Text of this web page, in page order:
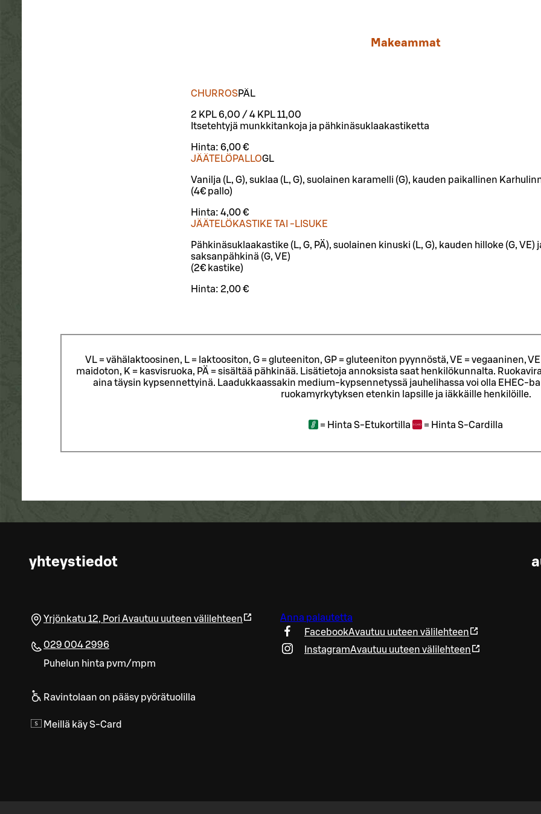
Makeammat
CHURROSPÄ L
2 KPL 6,00 / 4 KPL 11,00
Itsetehtyjä munkkitankoja ja pähkinäsuklaakastiketta
Hinta: 6,00 €
JÄÄTELÖPALLOGL
Vanilja (L, G), suklaa (L, G), suolainen karamelli (G), kauden paikallinen
(4€ pallo)
Hinta: 4,00 €
JÄÄTELÖKASTIKE TAI -LISUKE
Pähkinäsuklaakastike (L, G, PÄ), suolainen kinuski (L, G), kauden hilloke (G, VE)
saksanpähkinä (G, VE)
(2€ kastike)
Hinta: 2,00 €
VL = vähälaktoosinen, L = laktoositon, G = gluteeniton, GP = gluteeniton pyynnöstä, VE = vegaaninen,
maidoton, K = kasvisruoka, PÄ = sisältää pähkinää. Lisätietoja annoksista saat henkilökunnalta.
aina täysin kypsennettyinä. Laadukkaassakin medium-kypsennetyssä jauhelihassa voi olla EHEC-
ruokamyrkytyksen etenkin lapsille ja iäkkäille henkilöille.
= Hinta S-Etukortilla = Hinta S-Cardilla
yhteystiedot
Yrjönkatu 12, Pori Avautuu uuteen välilehteen
029 004 2996
Puhelun hinta pvm/mpm
Ravintolaan on pääsy pyörätuolilla
Meillä käy S-Card
Anna palautetta
FacebookAvautuu uuteen välilehteen
InstagramAvautuu uuteen välilehteen